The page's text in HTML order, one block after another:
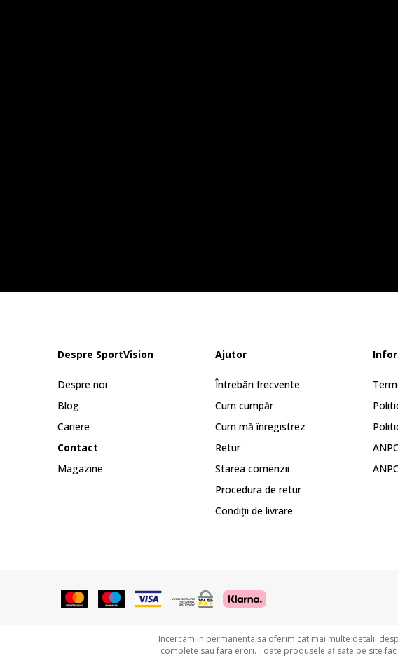
Despre SportVision
Despre noi
Blog
Cariere
Contact
Magazine
Ajutor
Întrebări frecvente
Cum cumpăr
Cum mă înregistrez
Retur
Starea comenzii
Procedura de retur
Condiții de livrare
ANPC
Incercam in permanenta sa oferim cat mai multe detalii
complete sau fara erori. Toate produsele afisate pe site